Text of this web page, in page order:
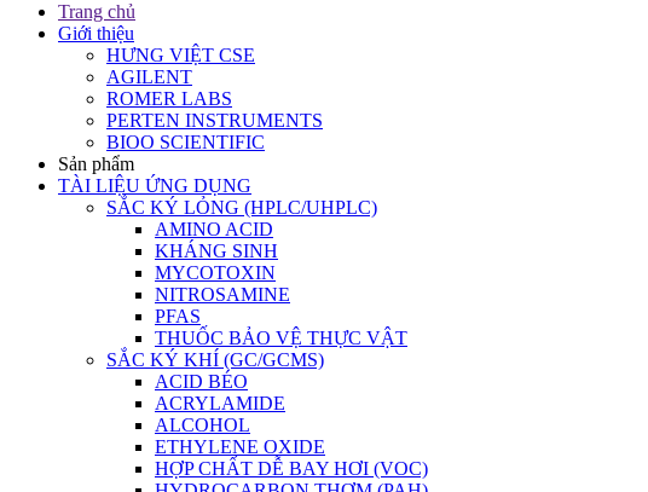
Trang chủ
Giới thiệu
HƯNG VIỆT CSE
AGILENT
ROMER LABS
PERTEN INSTRUMENTS
BIOO SCIENTIFIC
Sản phẩm
TÀI LIỆU ỨNG DỤNG
SẮC KÝ LỎNG (HPLC/UHPLC)
AMINO ACID
KHÁNG SINH
MYCOTOXIN
NITROSAMINE
PFAS
THUỐC BẢO VỆ THỰC VẬT
SẮC KÝ KHÍ (GC/GCMS)
ACID BÉO
ACRYLAMIDE
ALCOHOL
ETHYLENE OXIDE
HỢP CHẤT DỄ BAY HƠI (VOC)